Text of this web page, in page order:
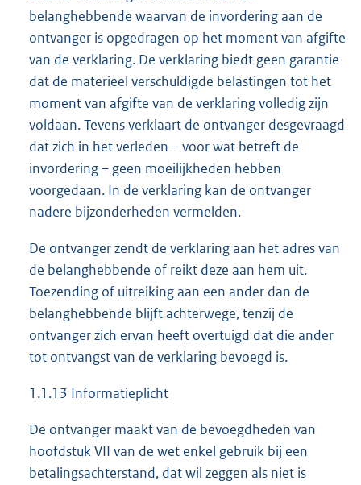
belanghebbende waarvan de invordering aan de
ontvanger is opgedragen op het moment van afgifte
van de verklaring. De verklaring biedt geen garantie
dat de materieel verschuldigde belastingen tot het
moment van afgifte van de verklaring volledig zijn
voldaan. Tevens verklaart de ontvanger desgevraagd
dat zich in het verleden – voor wat betreft de
invordering – geen moeilijkheden hebben
voorgedaan. In de verklaring kan de ontvanger
nadere bijzonderheden vermelden.
De ontvanger zendt de verklaring aan het adres van
de belanghebbende of reikt deze aan hem uit.
Toezending of uitreiking aan een ander dan de
belanghebbende blijft achterwege, tenzij de
ontvanger zich ervan heeft overtuigd dat die ander
tot ontvangst van de verklaring bevoegd is.
1.1.13 Informatieplicht
De ontvanger maakt van de bevoegdheden van
hoofdstuk VII van de wet enkel gebruik bij een
betalingsachterstand, dat wil zeggen als niet is